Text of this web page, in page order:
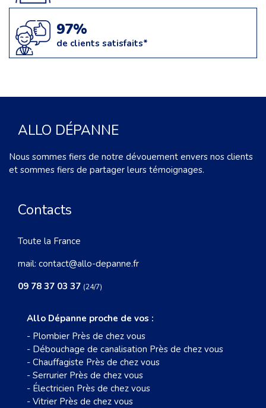
97%
de clients satisfaits*
ALLO DÉPANNE
Nous sommes fiers de notre dévouement envers nos clients
et sommes fiers de partager leurs témoignages.
Contacts
Toute la France
mail: contact@allo-depanne.fr
09 78 37 03 37 (24/7)
Allo Dépanne proche de vos :
- Plombier Près de chez vous
- Débouchage de canalisation Près de chez vous
- Chauffagiste Près de chez vous
- Serrurier Près de chez vous
- Électricien Près de chez vous
- Vitrier Près de chez vous